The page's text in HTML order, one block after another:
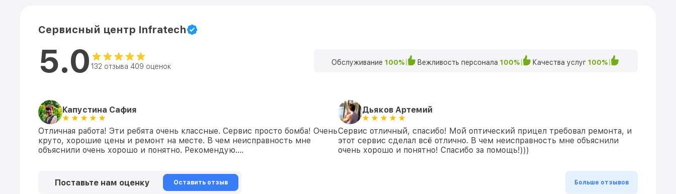
Сервисный центр Infratech
5.0 132 отзыва 409 оценок Обслуживание 100% Вежливость персонала 100% Качества услуг 100%
Капустина Сафия
Отличная работа! Эти ребята очень классные. Сервис просто бомба! Очень
круто, хорошие цены и ремонт на месте. В чем неисправность мне
объяснили очень хорошо и понятно. Рекомендую….
Дьяков Артемий
Сервис отличный, спасибо! Мой оптический прицел требовал ремонта, и
этот сервис сделал всё отлично. В чем неисправность мне объяснили
очень хорошо и понятно! Спасибо за помощь!)))
Поставьте нам оценку Оставить отзыв Больше отзывов